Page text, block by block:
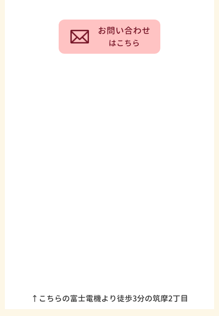
お問い合わせ
はこちら
↑こちらの富士電機より徒歩3分の筑摩2丁目